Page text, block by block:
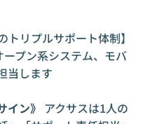
トリプルサポート体制】
プン系システム、モバ
当します
イン》 アクサスは1人の